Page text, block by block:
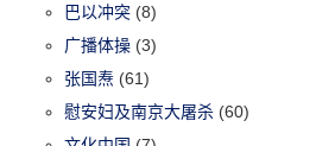
巴以冲突 (8)
广播体操 (3)
张国焘 (61)
慰安妇及南京大屠杀 (60)